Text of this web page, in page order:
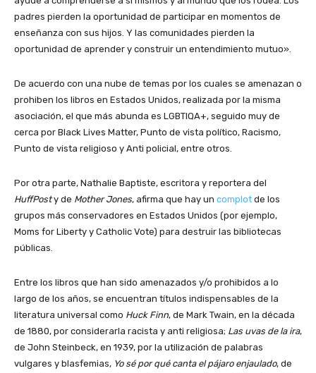
padres pierden la oportunidad de participar en momentos de
enseñanza con sus hijos. Y las comunidades pierden la
oportunidad de aprender y construir un entendimiento mutuo».
De acuerdo con una nube de temas por los cuales se amenazan o
prohiben los libros en Estados Unidos, realizada por la misma
asociación, el que más abunda es LGBTIQA+, seguido muy de
cerca por Black Lives Matter, Punto de vista político, Racismo,
Punto de vista religioso y Anti policial, entre otros.
Por otra parte, Nathalie Baptiste, escritora y reportera del
HuffPosty de Mother Jones, afirma que hay un complot de los
grupos más conservadores en Estados Unidos (por ejemplo,
Moms for Liberty y Catholic Vote) para destruir las bibliotecas
públicas.
Entre los libros que han sido amenazados y/o prohibidos a lo
largo de los años, se encuentran títulos indispensables de la
literatura universal como Huck Finn, de Mark Twain, en la década
de 1880, por considerarla racista y anti religiosa; Las uvas de la ira,
de John Steinbeck, en 1939, por la utilización de palabras
vulgares y blasfemias, Yo sé por qué canta el pájaro enjaulado, de